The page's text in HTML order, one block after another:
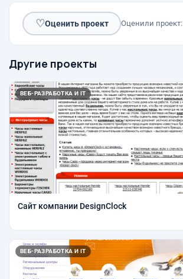
♡Оценить проект Оценили проект:
Другие проекты
ВЕБ-РАЗРАБОТКА И IT
Сайт компании DesignClock
ВЕБ-РАЗРАБОТКА И IT